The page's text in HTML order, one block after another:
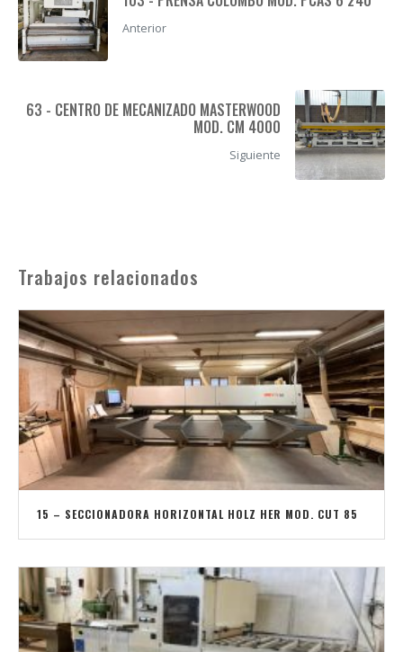
Anterior
63 - CENTRO DE MECANIZADO MASTERWOOD
MOD. CM 4000
Siguiente
Trabajos relacionados
15 – SECCIONADORA HORIZONTAL HOLZ HER MOD. CUT 85